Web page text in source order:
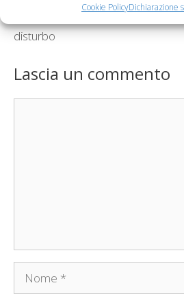
Cookie PolicyDichiarazione
Autismo, ridurre il cloruro in
disturbo
Lascia un commento